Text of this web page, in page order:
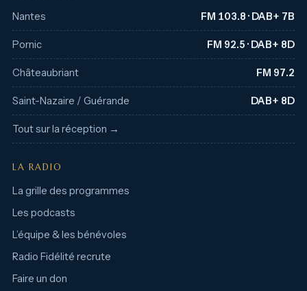
Nantes FM 103.8 · DAB+ 7B
Pornic FM 92.5 · DAB+ 8D
Châteaubriant FM 97.2
Saint-Nazaire / Guérande DAB+ 8D
Tout sur la réception →
LA RADIO
La grille des programmes
Les podcasts
L’équipe & les bénévoles
Radio Fidélité recrute
Faire un don